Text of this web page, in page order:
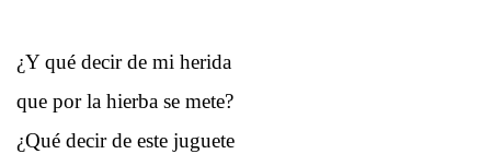
¿Y qué decir de mi herida
que por la hierba se mete?
¿Qué decir de este juguete